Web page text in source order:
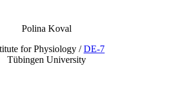
Polina Koval
for Physiology /DE-7
Tübingen University